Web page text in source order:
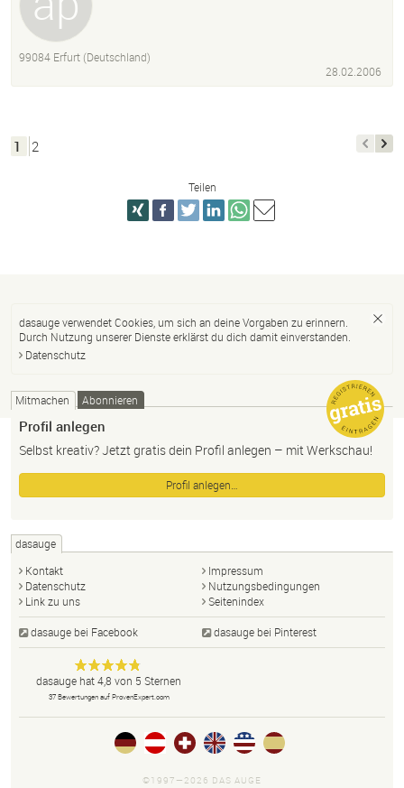
99084 Erfurt (Deutschland)
28.02.2006
1 2
Teilen
dasauge verwendet Cookies, um sich an deine Vorgaben zu erinnern.
Durch Nutzung unserer Dienste erklärst du dich damit einverstanden.
Datenschutz
Mitmachen Abonnieren
Profil anlegen
Selbst kreativ? Jetzt gratis dein Profil anlegen – mit Werkschau!
Profil anlegen…
dasauge
Kontakt
Impressum
Datenschutz
Nutzungsbedingungen
Link zu uns
Seitenindex
dasauge bei Facebook dasauge bei Pinterest
dasauge
Designer,
Fotografen,
Agenturen,
Portfolios
und Jobs.
Anonym
dasauge hat4,8 von 5 Sternen
37Bewertungen auf ProvenExpert.com
©1997—2026 DAS AUGE